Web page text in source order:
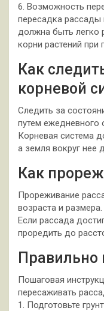
6. Возможность
пересадка рассады
должна быть легко
корни растений при
Как
корневой
Следить за
путем ежедневного
Корневая система
а земля вокруг нее
Как
Прореживание
возраста и размера.
Если рассада
проредить до
Правильно
Пошаговая
пересаживать
1. Подготовьте